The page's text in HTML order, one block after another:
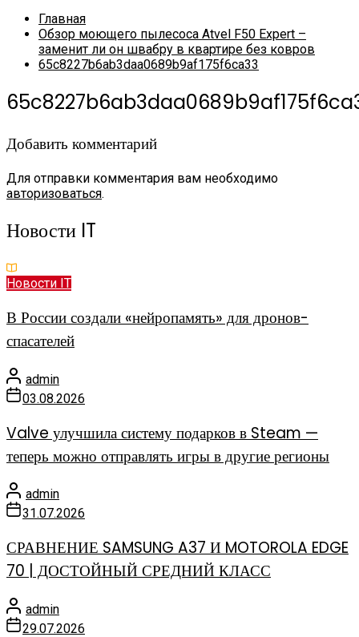
Главная
Обзор моющего пылесоса Atvel F50 Expert –
заменит ли он швабру в квартире без ковров
65c8227b6ab3daa0689b9af175f6ca33
Добавить комментарий
Для отправки комментария вам необходимо
авторизоваться.
Новости IT
Новости IT
В России создали «нейропамять» для дронов-
спасателей
admin
03.08.2026
Valve улучшила систему подарков в Steam —
теперь можно отправлять игры в другие регионы
admin
31.07.2026
СРАВНЕНИЕ SAMSUNG A37 И MOTOROLA EDGE
70 | ДОСТОЙНЫЙ СРЕДНИЙ КЛАСС
admin
29.07.2026